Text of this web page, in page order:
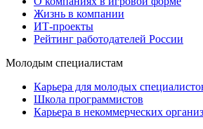
Жизнь в компании
ИТ-проекты
Рейтинг работодателей России
Молодым специалистам
Карьера для молодых
Школа программистов
Карьера в некоммерческих